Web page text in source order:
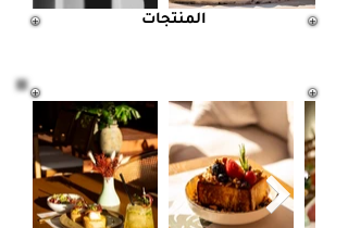
المنتجات